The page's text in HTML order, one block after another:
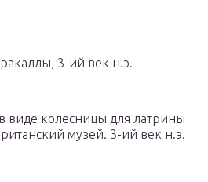
3-ий век н.э.
виде колесницы для латрины
музей. 3-ий век н.э.